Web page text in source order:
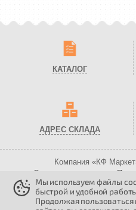
КАТАЛОГ
АДРЕС СКЛАДА
Компания «КФ
Все права защищены.
Вся представленная на сайте
не является
ИП Копылов А. С., ОГРНИП
Мы используем файлы
быстрой и удобной
Продолжая